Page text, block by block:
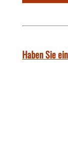
Haben Sie